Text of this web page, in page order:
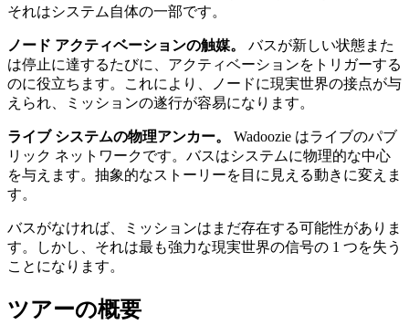
それはシステム自体の一部です。
ノード アクティベーションの触媒。
バスが新しい状態また
は停止に達するたびに、アクティベーションをトリガーする
のに役立ちます。これにより、ノードに現実世界の接点が与
えられ、ミッションの遂行が容易になります。
ライブ システムの物理アンカー。
Wadoozie はライブのパブ
リック ネットワークです。バスはシステムに物理的な中心
を与えます。抽象的なストーリーを目に見える動きに変えま
す。
バスがなければ、ミッションはまだ存在する可能性がありま
す。しかし、それは最も強力な現実世界の信号の 1 つを失う
ことになります。
ツアーの概要